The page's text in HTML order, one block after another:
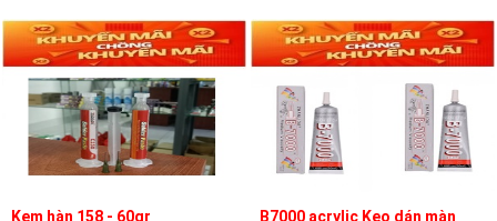
Kem hàn 158 - 60gr
B7000 acrylic Keo dán màn